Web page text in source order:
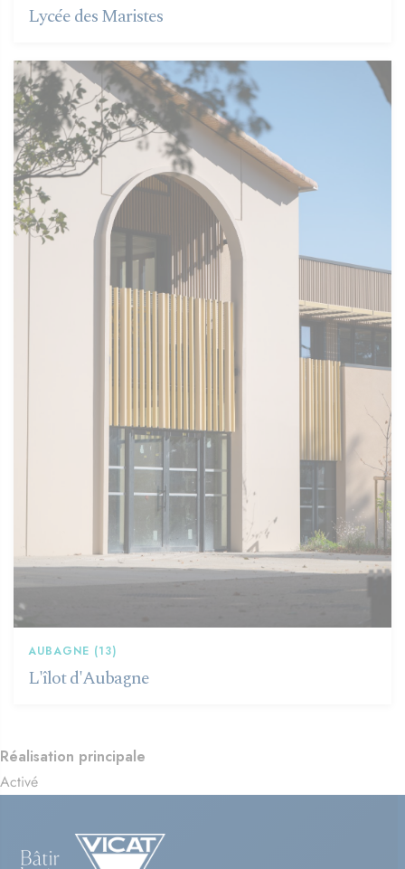
Lycée des Maristes
AUBAGNE (13)
L'îlot d'Aubagne
Réalisation principale
Activé